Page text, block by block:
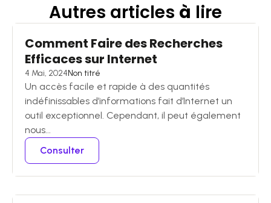
Autres articles à lire
Comment Faire des Recherches
Efficaces sur Internet
4 Mai, 2024Non titré
Un accès facile et rapide à des quantités
indéfinissables d’informations fait d’Internet un
outil exceptionnel. Cependant, il peut également
nous...
Consulter